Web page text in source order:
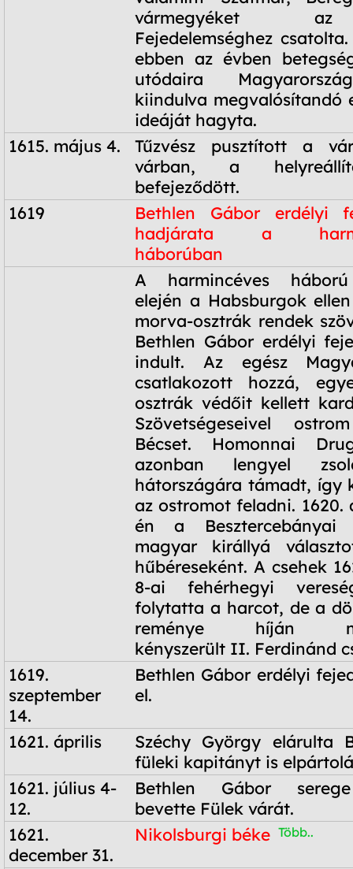
vármegyéket
Fejedelemséghez
ebben az évben
utódaira
kiindulva megvalósítandó
ideáját hagyta.
1615. május 4.
Tűzvész pusztított a
várban, a
befejeződött.
1619
Bethlen Gábor erdélyi
hadjárata a
háborúban
A harmincéves háború
elején a Habsburgok
morva-osztrák rendek
Bethlen Gábor erdélyi
indult. Az egész
csatlakozott hozzá,
osztrák védőit kellett
Szövetségeseivel
Bécset. Homonnai
azonban lengyel
hátországára támadt, így
az ostromot feladni. 1620.
én a Besztercebányai
magyar királlyá
hűbéreseként. A csehek
8-ai fehérhegyi
folytatta a harcot, de a
reménye híján
kényszerült II. Ferdinánd
1619.
szeptember
14.
Bethlen Gábor erdélyi
el.
1621. április
Széchy György elárulta
füleki kapitányt is
1621. július 4-
12.
Bethlen Gábor
bevette Fülek várát.
1621.
december 31.
Nikolsburgi béke Több..